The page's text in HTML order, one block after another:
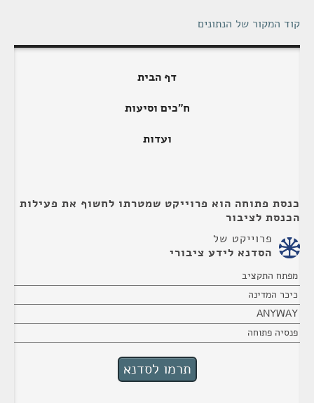
קוד המקור של הנתונים
דף הבית
ח"כים וסיעות
ועדות
כנסת פתוחה הוא פרוייקט שמטרתו לחשוף את פעילות
הכנסת לציבור
פרוייקט של
הסדנא לידע ציבורי
מפתח התקציב
כיכר המדינה
ANYWAY
פנסיה פתוחה